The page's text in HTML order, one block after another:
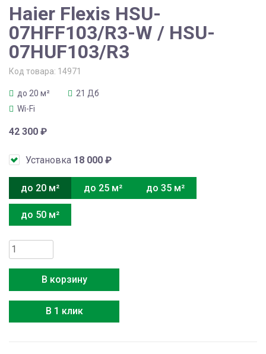
Haier Flexis HSU-
07HFF103/R3-W / HSU-
07HUF103/R3
Код товара: 14971
до 20 м²
21 Дб
Wi-Fi
42 300 ₽
Установка 18 000 ₽
до 20 м² до 25 м² до 35 м²
до 50 м²
Количество
товара
Flexis
HSU-
07HFF103/R3-
В корзину
В 1 клик